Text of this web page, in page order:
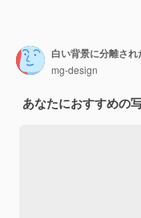
白い背景に分離さ
mg-design
あなたにおすすめの